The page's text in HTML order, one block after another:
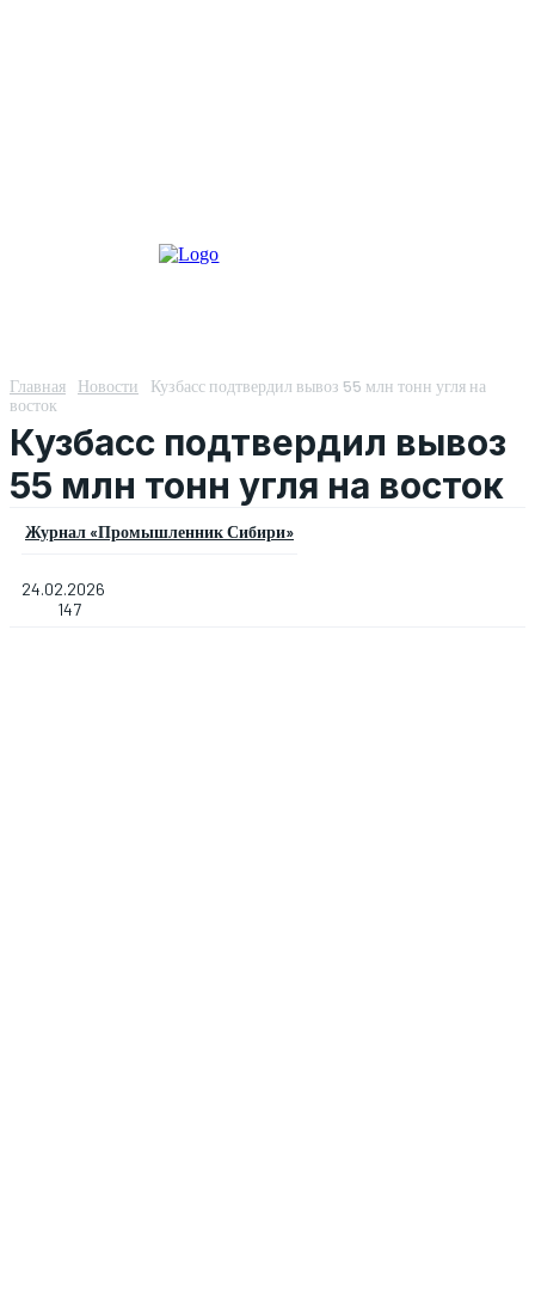
Главная Новости
Кузбасс подтвердил вывоз 55 млн тонн угля на
восток
Кузбасс подтвердил вывоз
55 млн тонн угля на восток
Журнал «Промышленник Сибири»
24.02.2026
147